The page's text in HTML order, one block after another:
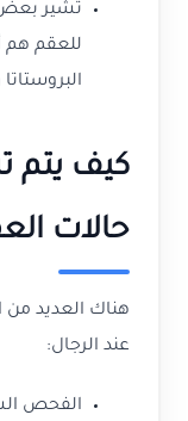
تشير بعض
للعقم هم
البروستاتا
كيف
حالات
هناك العديد من
عند الرجال:
الفحص